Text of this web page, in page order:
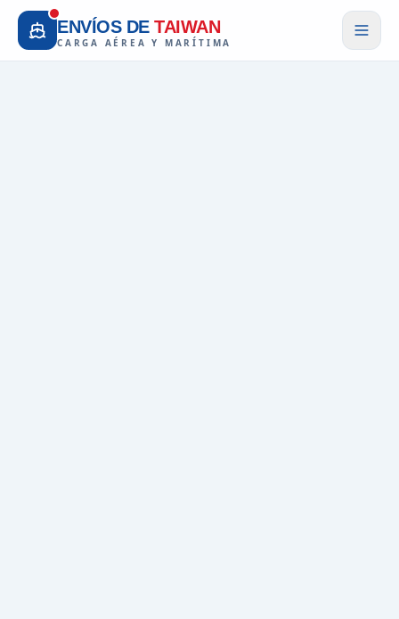
ENVÍOS DE TAIWAN
CARGA AÉREA Y MARÍTIMA